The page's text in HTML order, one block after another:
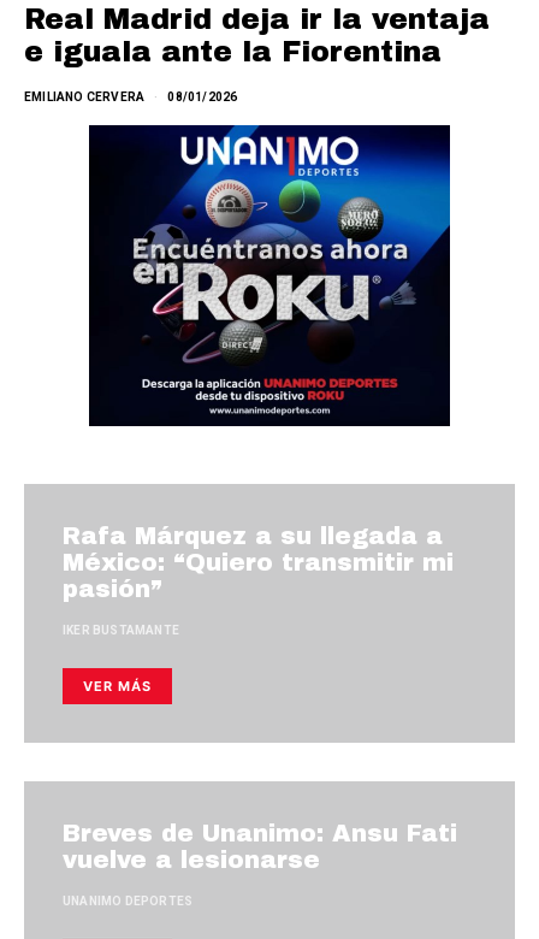
Real Madrid deja ir la ventaja
e iguala ante la Fiorentina
EMILIANO CERVERA 08/01/2026
Rafa Márquez a su llegada a
México: “Quiero transmitir mi
pasión”
IKER BUSTAMANTE
VER MÁS
Breves de Unanimo: Ansu Fati
vuelve a lesionarse
UNANIMO DEPORTES